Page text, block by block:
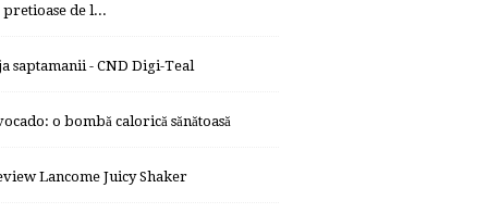
pretioase de l...
saptamanii - CND Digi-Teal
o bombă calorică sănătoasă
Lancome Juicy Shaker